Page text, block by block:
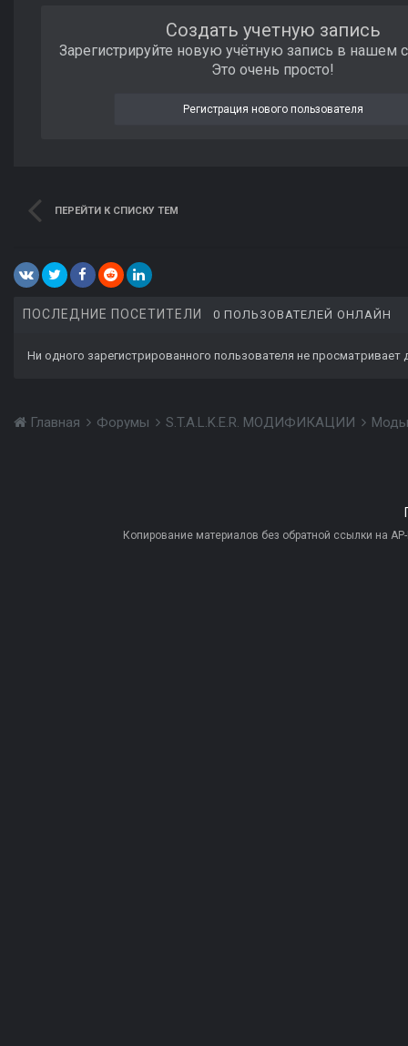
Создать учетную запись
Зарегистрируйте новую учётную запись в нашем
Это очень просто!
Регистрация нового пользователя
ПЕРЕЙТИ К СПИСКУ ТЕМ
ПОСЛЕДНИЕ ПОСЕТИТЕЛИ 0 ПОЛЬЗОВАТЕЛЕЙ ОНЛАЙН
Ни одного зарегистрированного пользователя не просматривает
Главная Форумы S.T.A.L.K.E.R. МОДИФИКАЦИИ
Копирование материалов без обратной ссылки на